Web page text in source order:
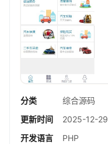
分类
综合源码
更新时间
2025-12-29
开发语言
PHP